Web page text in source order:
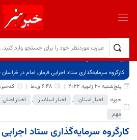
برگ نخست
نوشته‌ها
کارگروه سرمایه‌گذاری ستاد اجرایی فرمان امام در
پنج‌شنبه 20 ژانویه 2022
6:48 ق.ظ
کدخبر:67268
حوزه:
اخبار استان , اخبار اسلایدر , اخبار اصلی
مهم
کارگروه سرمایه‌گذاری ستاد